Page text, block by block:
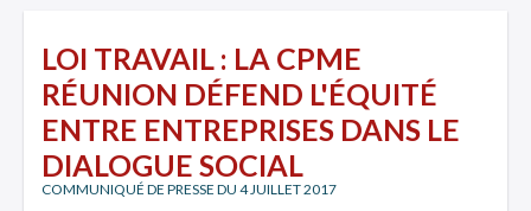
LOI TRAVAIL : LA CPME
RÉUNION DÉFEND L'ÉQUITÉ
ENTRE ENTREPRISES DANS LE
DIALOGUE SOCIAL
COMMUNIQUÉ DE PRESSE DU 4 JUILLET 2017